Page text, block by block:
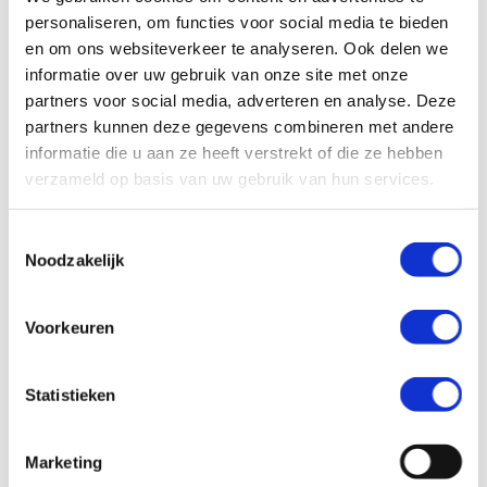
personaliseren, om functies voor social media te bieden
en om ons websiteverkeer te analyseren. Ook delen we
informatie over uw gebruik van onze site met onze
partners voor social media, adverteren en analyse. Deze
partners kunnen deze gegevens combineren met andere
informatie die u aan ze heeft verstrekt of die ze hebben
verzameld op basis van uw gebruik van hun services.
Noodzakelijk
Voorkeuren
Statistieken
Marketing
Ervaringen van anderen
Lees
meer
over
Ervaringen
van
Ervaringen van anderen